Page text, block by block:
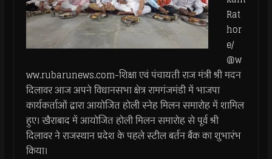
Rat
hor
e/
@w
ww.rubarunews.com-शिक्षा एवं पंचायती राज मंत्री श्री मदन
दिलावर आज अपने विधानसभा क्षेत्र रामगंजमंडी में भाजपा
कार्यकर्ताओं द्वारा आयोजित होली स्नेह मिलन समारोह में शामिल
हुए। खैराबाद में आयोजित होली मिलन समारोह से पूर्व श्री
दिलावर ने राजस्थान प्रदेश के पहले स्टील बर्तन बैंक का शुभारंभ
किया।